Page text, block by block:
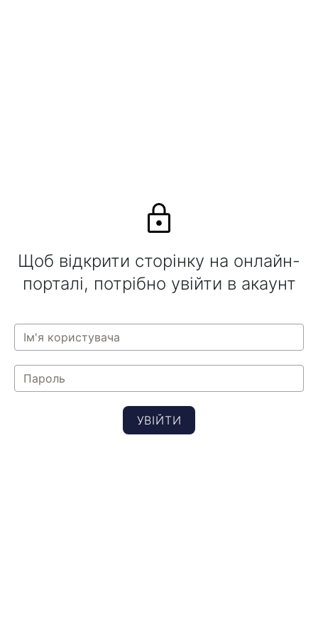
Щоб відкрити сторінку на онлайн-
порталі, потрібно увійти в акаунт